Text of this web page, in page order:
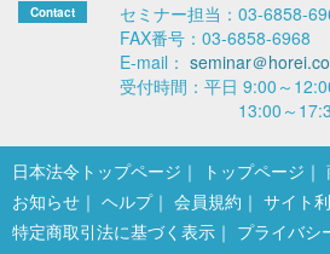
セミナー担当：03-6858-
FAX番号：03-6858-6968
E-mail： seminar＠
受付時間：平日 9:00～
13:00～
日本法令トップページ トップページ
お知らせ
ヘルプ 会員規約
サイト
特定商取引法に基づく表示
プライバシ